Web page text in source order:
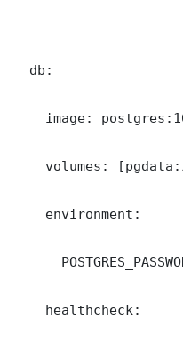
  db:
image:
volumes:
    environment:
    healthcheck: